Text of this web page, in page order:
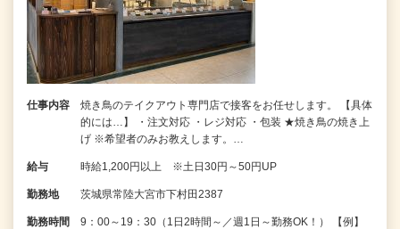
仕事内容
焼き鳥のテイクアウト専門店で接客をお任せします。 【具体
的には…】 ・注文対応 ・レジ対応 ・包装 ★焼き鳥の焼き上
げ ※希望者のみお教えします。…
給与 時給1,200円以上 ※土日30円～50円UP
勤務地 茨城県常陸大宮市下村田2387
勤務時間
9：00～19：30（1日2時間～／週1日～勤務OK！） 【例】